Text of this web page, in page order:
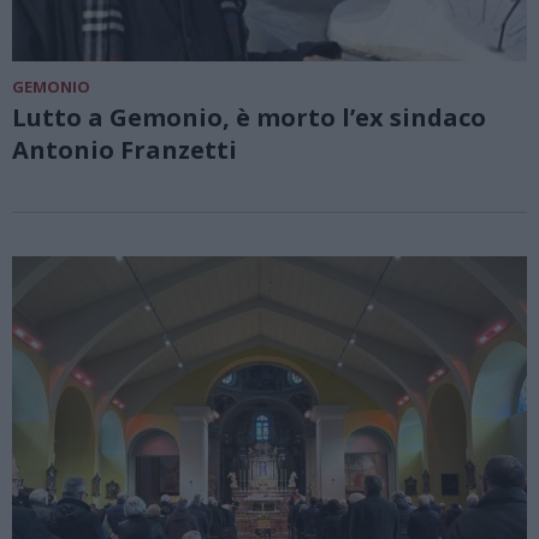
GEMONIO
Lutto a Gemonio, è morto l’ex sindaco
Antonio Franzetti